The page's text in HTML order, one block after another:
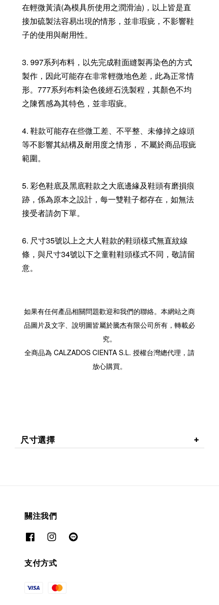
在輕微黃漬(為模具所使用之潤滑油)，以上皆是直
接加硫製法容易出現的情形，並非瑕疵，不影響鞋
子的使用與耐用性。
3. 997系列布料，以先完成鞋面縫製再染色的方式
製作，因此可能存在非常輕微地色差，此為正常情
形。777系列布料染色後經石洗製程，其顏色不均
之陳舊感為其特色，並非瑕疵。
4. 鞋款可能存在些微工差、不平整、未修掉之線頭
等不影響其結構及耐用度之情形， 不屬於商品瑕疵
範圍。
5. 彩色鞋底及黑底鞋款之大底邊緣及鞋頭有磨損痕
跡，係為原本之設計，每一雙鞋子都存在，如無法
接受者請勿下單。
6. 尺寸35號以上之大人鞋款的鞋頭樣式無直紋線
條，與尺寸34號以下之童鞋鞋頭樣式不同，敬請留
意。
如果有任何產品相關問題歡迎和我們的聯絡。本網站之商
品圖片及文字、說明圖皆屬於騰杰有限公司所有，轉載必
究。
全商品為 CALZADOS CIENTA S.L. 授權台灣總代理，請
放心購買。
尺寸選擇
關注我們
支付方式